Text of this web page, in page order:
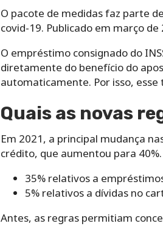
O pacote de medidas faz parte
covid-19. Publicado em março
O empréstimo consignado do
diretamente do benefício do
automaticamente. Por isso,
Quais as novas
Em 2021, a principal mudança
crédito, que aumentou para 40%.
35% relativos a
5% relativos a dívidas no
Antes, as regras permitiam